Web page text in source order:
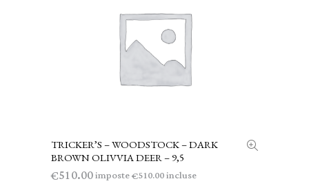
AGGIUNGI AL CARRELLO
TRICKER’S – WOODSTOCK – DARK
BROWN OLIVVIA DEER – 9,5
€510.00imposte€510.00incluse